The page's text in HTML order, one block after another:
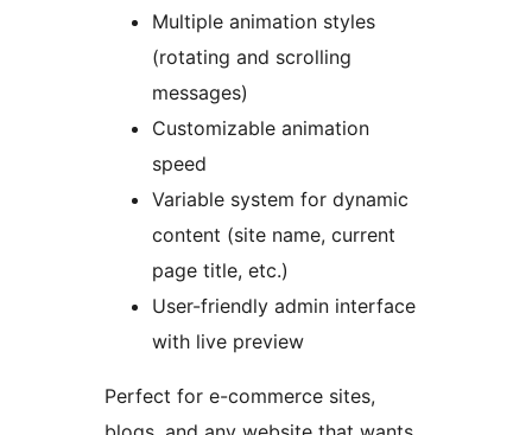
Multiple animation styles
(rotating and scrolling
messages)
Customizable animation
speed
Variable system for dynamic
content (site name, current
page title, etc.)
User-friendly admin interface
with live preview
Perfect for e-commerce sites,